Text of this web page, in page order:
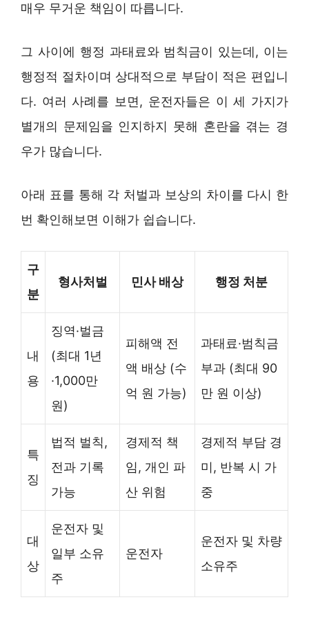
매우 무거운 책임이 따릅니다.
그 사이에 행정 과태료와 범칙금이 있는데, 이는
행정적 절차이며 상대적으로 부담이 적은 편입니
다. 여러 사례를 보면, 운전자들은 이 세 가지가
별개의 문제임을 인지하지 못해 혼란을 겪는 경
우가 많습니다.
아래 표를 통해 각 처벌과 보상의 차이를 다시 한
번 확인해보면 이해가 쉽습니다.
구
분
형사처벌 민사 배상 행정 처분
내
용
징역·벌금
(최대 1년
·1,000만
원)
피해액 전
액 배상 (수
억 원 가능)
과태료·범칙금
부과 (최대 90
만 원 이상)
특
징
법적 벌칙,
전과 기록
가능
경제적 책
임, 개인 파
산 위험
경제적 부담 경
미, 반복 시 가
중
대
상
운전자 및
일부 소유
주
운전자
운전자 및 차량
소유주